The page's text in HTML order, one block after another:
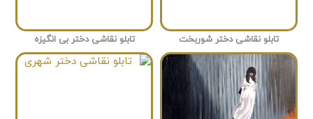
تابلو نقاشی دختر شوربخت تابلو نقاشی دختر بی انگیزه